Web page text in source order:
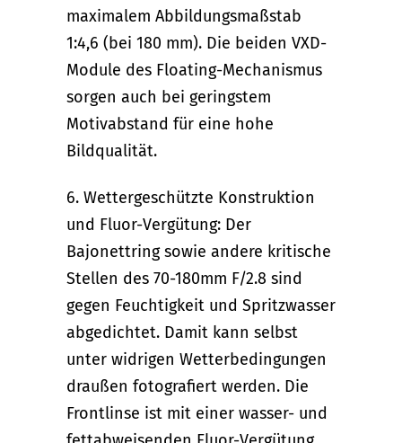
maximalem Abbildungsmaßstab
1:4,6 (bei 180 mm). Die beiden VXD-
Module des Floating-Mechanismus
sorgen auch bei geringstem
Motivabstand für eine hohe
Bildqualität.
6. Wettergeschützte Konstruktion
und Fluor-Vergütung: Der
Bajonettring sowie andere kritische
Stellen des 70-180mm F/2.8 sind
gegen Feuchtigkeit und Spritzwasser
abgedichtet. Damit kann selbst
unter widrigen Wetterbedingungen
draußen fotografiert werden. Die
Frontlinse ist mit einer wasser- und